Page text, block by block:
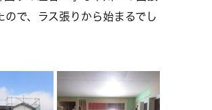
ので、ラス張りから始まるでし